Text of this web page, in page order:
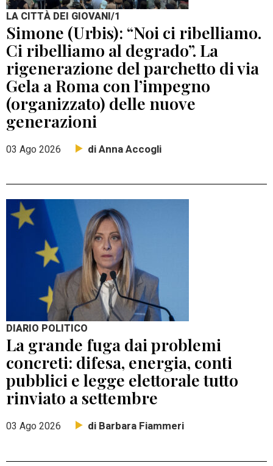
LA CITTÀ DEI GIOVANI/1
Simone (Urbis): “Noi ci ribelliamo.
Ci ribelliamo al degrado”. La
rigenerazione del parchetto di via
Gela a Roma con l’impegno
(organizzato) delle nuove
generazioni
03 Ago 2026 di Anna Accogli
DIARIO POLITICO
La grande fuga dai problemi
concreti: difesa, energia, conti
pubblici e legge elettorale tutto
rinviato a settembre
03 Ago 2026 di Barbara Fiammeri